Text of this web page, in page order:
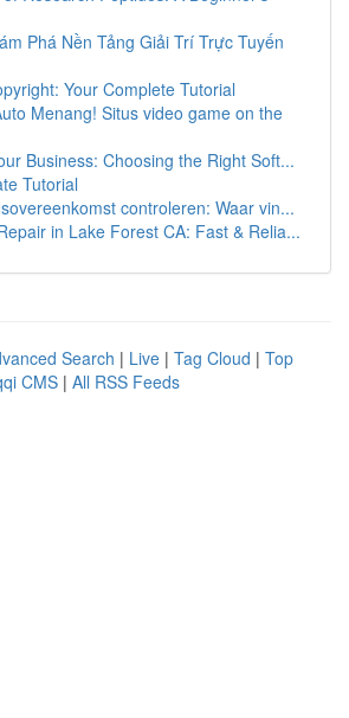
Phá Nền Tảng Giải Trí Trực Tuyến
Your Complete Tutorial
Menang! Situs video game on the
Business: Choosing the Right Soft...
Tutorial
controleren: Waar vin...
in Lake Forest CA: Fast & Relia...
Search | Live | Tag Cloud | Top
CMS | All RSS Feeds